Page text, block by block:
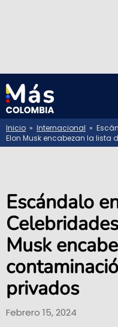
Inicio » Internacional »
Elon Musk encabezan la
Escándalo
Musk
privados
Febrero 15, 2024